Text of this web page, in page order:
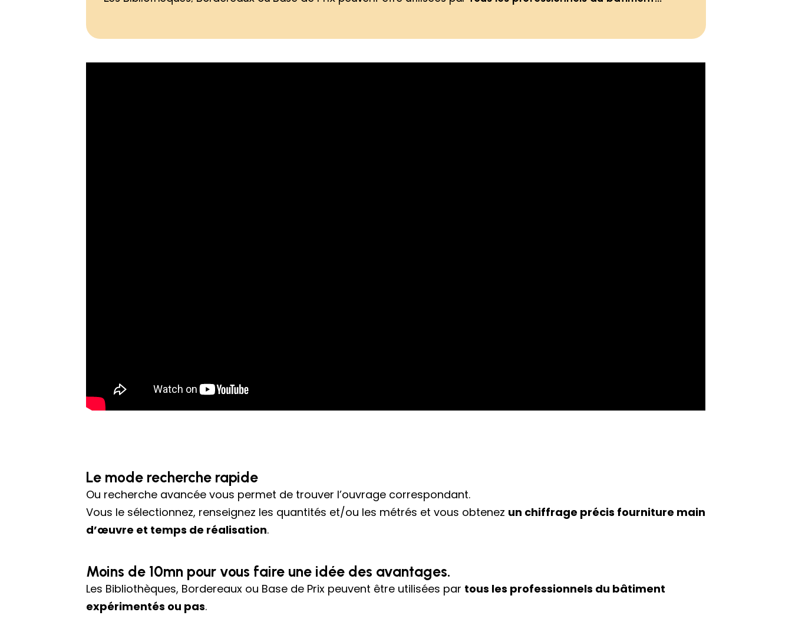
Le mode recherche rapide
Ou recherche avancée vous permet de trouver l’ouvrage correspondant.
Vous le sélectionnez, renseignez les quantités et/ou les métrés et vous obtenez un chiffrage précis fourniture main
d’œuvre et temps de réalisation.
Moins de 10mn pour vous faire une idée des avantages.
Les Bibliothèques, Bordereaux ou Base de Prix peuvent être utilisées par tous les professionnels du bâtiment
expérimentés ou pas.